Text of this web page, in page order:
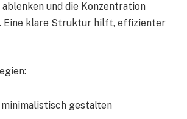
ablenken und die Konzentration
Eine klare Struktur hilft, effizienter
gestalten